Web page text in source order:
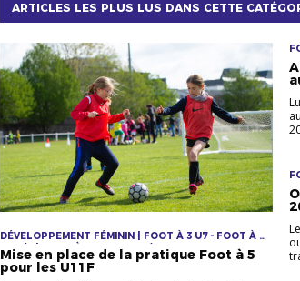
ARTICLES LES PLUS LUS DANS CETTE
DÉVELOPPEMENT FÉMININ | FOOT À 3 U7 - FOOT À 5
U9 G/F | FOOT À 8 - U11 U13 G/F U15F
Mise en place de la pratique Foot à 5
pour les U11F